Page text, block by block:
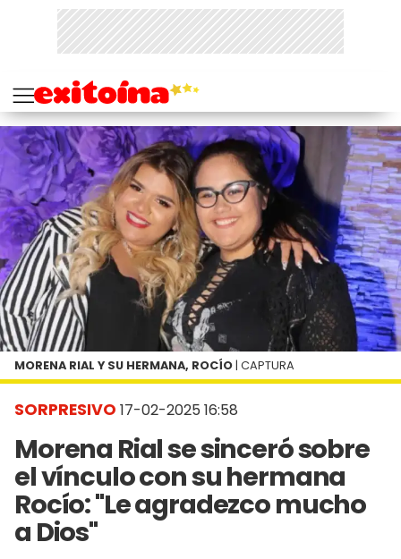
SORPRESIVO 17-02-2025 16:58
Morena Rial se sinceró sobre
el vínculo con su hermana
Rocío: "Le agradezco mucho
a Dios"
MORENA RIAL Y SU HERMANA, ROCÍO | CAPTURA